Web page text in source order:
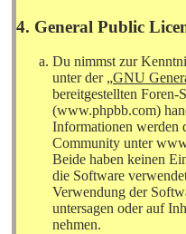
4. General Public
Du nimmst zur
unter der „GNU
bereitgestellten
(www.phpbb.com)
Informationen werden
Community unter
Beide haben keinen
die Software
Verwendung der
untersagen oder auf
nehmen.